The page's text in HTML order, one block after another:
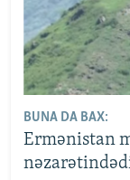
BUNA DA BAX:
Ermənistan